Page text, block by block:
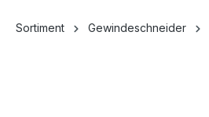
Sortiment Gewindeschneider